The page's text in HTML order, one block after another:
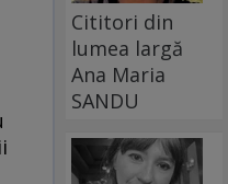
Cititori din
lumea largă
Ana Maria
SANDU